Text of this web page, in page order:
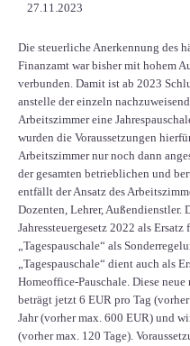
27.11.2023
Die steuerliche Anerkennung des
Finanzamt war bisher mit hohem
verbunden. Damit ist ab 2023
anstelle der einzeln
Arbeitszimmer eine
wurden die Voraussetzungen
Arbeitszimmer nur noch dann
der gesamten betrieblichen und
entfällt der Ansatz des
Dozenten, Lehrer, Außendienstler.
Jahressteuergesetz 2022 als
„Tagespauschale“ als
„Tagespauschale“ dient auch als
Homeoffice-Pauschale. Diese
beträgt jetzt 6 EUR pro Tag
Jahr (vorher max. 600 EUR) und
(vorher max. 120 Tage).